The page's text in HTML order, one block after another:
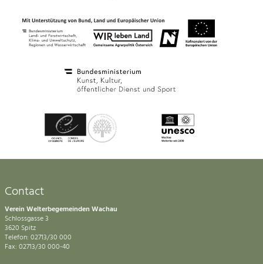
Contact
Verein Welterbegemeinden Wachau
Schlossgasse 3
3620 Spitz
Telefon: 02713/30 000
Fax: 02713/30 000-40